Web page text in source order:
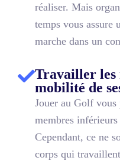
réaliser. Mais
temps vous assure
marche dans un
Travailler les
mobilité de
Jouer au Golf
membres
Cependant, ce ne
corps qui